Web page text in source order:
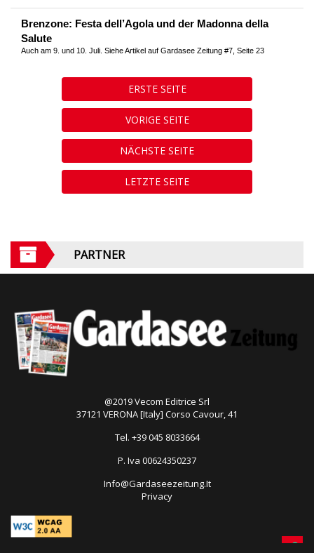
Brenzone: Festa dell’Agola und der Madonna della
Salute
Auch am 9. und 10. Juli. Siehe Artikel auf Gardasee Zeitung #7, Seite 23
ERSTE SEITE
VORIGE SEITE
NÄCHSTE SEITE
LETZTE SEITE
PARTNER
@2019 Vecom Editrice Srl
37121 VERONA [Italy] Corso Cavour, 41
Tel. +39 045 8033664
P. Iva 00624350237
Info@Gardaseezeitung.It
Privacy